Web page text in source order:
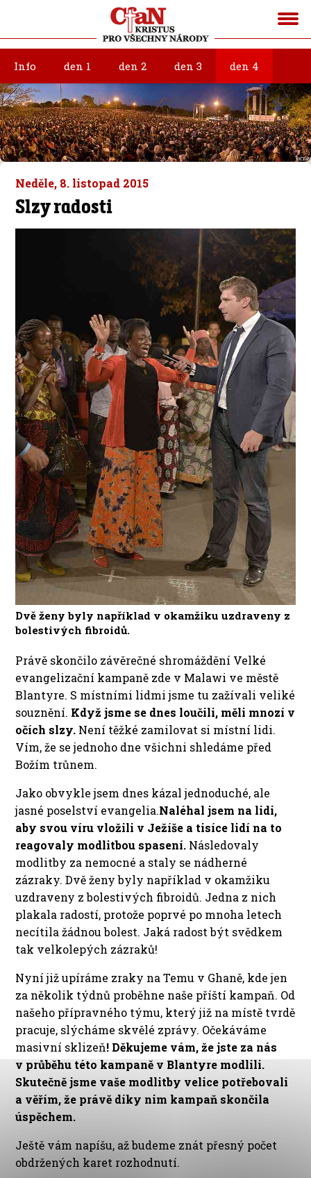
Info den 1 den 2 den 3 den 4
Neděle, 8. listopad 2015
Slzy radosti
Dvě ženy byly například v okamžiku uzdraveny z
bolestivých fibroidů.
Právě skončilo závěrečné shromáždění Velké
evangelizační kampaně zde v Malawi ve městě
Blantyre. S místními lidmi jsme tu zažívali veliké
souznění. Když jsme se dnes loučili, měli mnozí v
očích slzy. Není těžké zamilovat si místní lidi.
Vím, že se jednoho dne všichni shledáme před
Božím trůnem.
Jako obvykle jsem dnes kázal jednoduché, ale
jasné poselství evangelia.Naléhal jsem na lidi,
aby svou víru vložili v Ježíše a tisíce lidí na to
reagovaly modlitbou spasení. Následovaly
modlitby za nemocné a staly se nádherné
zázraky. Dvě ženy byly například v okamžiku
uzdraveny z bolestivých fibroidů. Jedna z nich
plakala radostí, protože poprvé po mnoha letech
necítila žádnou bolest. Jaká radost být svědkem
tak velkolepých zázraků!
Nyní již upíráme zraky na Temu v Ghaně, kde jen
za několik týdnů proběhne naše příští kampaň. Od
našeho přípravného týmu, který již na místě tvrdě
pracuje, slýcháme skvělé zprávy. Očekáváme
masivní sklizeň! Děkujeme vám, že jste za nás
v průběhu této kampaně v Blantyre modlili.
Skutečně jsme vaše modlitby velice potřebovali
a věřím, že právě díky nim kampaň skončila
úspěchem.
Ještě vám napíšu, až budeme znát přesný počet
obdržených karet rozhodnutí.